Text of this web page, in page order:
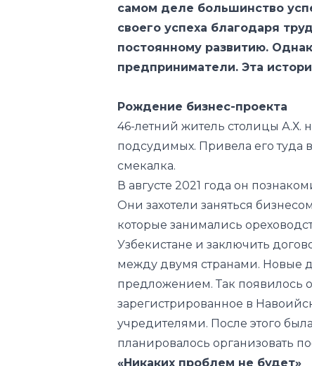
предприниматели. Эта
Рождение бизнес-проекта
46-летний житель столицы А.Х.
смекалка.
В августе 2021 года он
Они захотели заняться
которые занимались
Узбекистане и заключить
между двумя странами. Новые
предложением. Так появилось
зарегистрированное в
учредителями. После этого
планировалось организовать
«Никаких проблем не будет»
Поскольку для этой
ни у А. Х., ни у его партнеров на